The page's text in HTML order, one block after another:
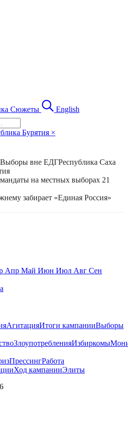
Сюжеты English
Бурятия ×
Выборы вне ЕДГРеспублика Саха
на местных выборах 21
забирает «Единая Россия»
Апр Май Июн Июл Авг Сен
АгитацияИтоги кампанииВыборы
ЗлоупотребленияИзбиркомы
ПрессингРабота
Ход кампанииЭлиты